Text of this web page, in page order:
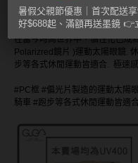
MI TESORO蜜緹
OPT圓瑞
Pegavision晶碩
Smart Vision睛靈
材質：鏡架-PC。鏡片-偏光
在當今時尚世界中，個性化已成
Polarizred鏡片 )運動太陽眼鏡.
步等各式休閒運動皆適合. 極速
#PC框 #偏光片製造的運動太陽
騎車 #跑步等各式休閒運動皆適
暑假父親節優惠｜首次配送
好$688起、滿額再送墨鏡 👉